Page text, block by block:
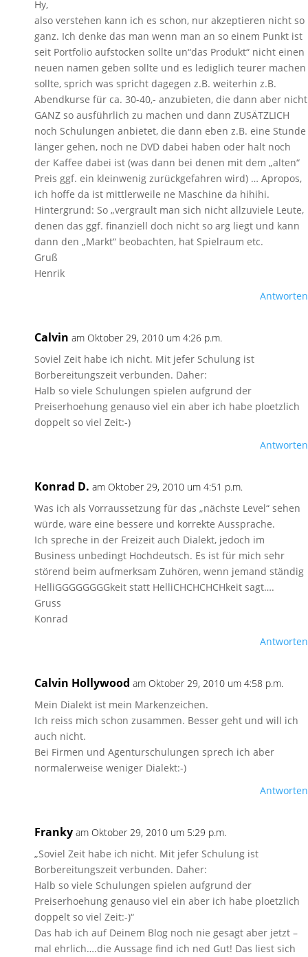
Hy,
also verstehen kann ich es schon, nur akzeptieren nicht so
ganz. Ich denke das man wenn man an so einem Punkt ist
seit Portfolio aufstocken sollte un“das Produkt“ nicht einen
neuen namen geben sollte und es lediglich teurer machen
sollte, sprich was spricht dagegen z.B. weiterhin z.B.
Abendkurse für ca. 30-40,- anzubieten, die dann aber nicht
GANZ so ausführlich zu machen und dann ZUSÄTZLICH
noch Schulungen anbietet, die dann eben z.B. eine Stunde
länger gehen, noch ne DVD dabei haben oder halt noch
der Kaffee dabei ist (was dann bei denen mit dem „alten“
Preis ggf. ein kleinwenig zurückgefahren wird) … Apropos,
ich hoffe da ist mittlerweile ne Maschine da hihihi.
Hintergrund: So „vergrault man sich nicht allzuviele Leute,
denen das ggf. finanziell doch nicht so arg liegt und kann
dann den „Markt“ beobachten, hat Spielraum etc.
Gruß
Henrik
Antworten
Calvin am Oktober 29, 2010 um 4:26 p.m.
Soviel Zeit habe ich nicht. Mit jefer Schulung ist
Borbereitungszeit verbunden. Daher:
Halb so viele Schulungen spielen aufgrund der
Preiserhoehung genauso viel ein aber ich habe ploetzlich
doppelt so viel Zeit:-)
Antworten
Konrad D. am Oktober 29, 2010 um 4:51 p.m.
Was ich als Vorraussetzung für das „nächste Level“ sehen
würde, wäre eine bessere und korrekte Aussprache.
Ich spreche in der Freizeit auch Dialekt, jedoch im
Business unbedingt Hochdeutsch. Es ist für mich sehr
störend beim aufmerksam Zuhören, wenn jemand ständig
HelliGGGGGGGGkeit statt HelliCHCHCHCHkeit sagt….
Gruss
Konrad
Antworten
Calvin Hollywood am Oktober 29, 2010 um 4:58 p.m.
Mein Dialekt ist mein Markenzeichen.
Ich reiss mich schon zusammen. Besser geht und will ich
auch nicht.
Bei Firmen und Agenturschulungen sprech ich aber
normalerweise weniger Dialekt:-)
Antworten
Franky am Oktober 29, 2010 um 5:29 p.m.
„Soviel Zeit habe ich nicht. Mit jefer Schulung ist
Borbereitungszeit verbunden. Daher:
Halb so viele Schulungen spielen aufgrund der
Preiserhoehung genauso viel ein aber ich habe ploetzlich
doppelt so viel Zeit:-)“
Das hab ich auf Deinem Blog noch nie gesagt aber jetzt –
mal ehrlich….die Aussage find ich ned Gut! Das liest sich